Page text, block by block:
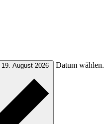
August 2026 Datum wählen.